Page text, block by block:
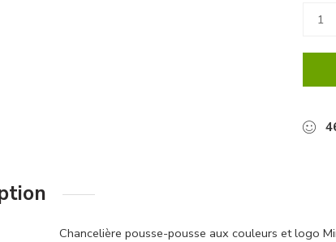
Chancelière pousse-pousse aux couleurs et logo